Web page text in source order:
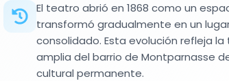
El teatro abrió en 1868 como un
transformó gradualmente en un
consolidado. Esta evolución refleja
amplia del barrio de Montparnasse
cultural permanente.